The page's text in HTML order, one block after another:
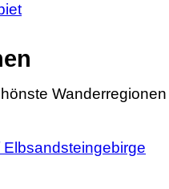
Wanderregionen